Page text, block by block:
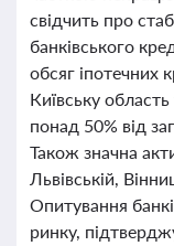
свідчить про
банківського
обсяг іпотечних
Київську
понад 50% від
Також значна
Львівській,
Опитування
ринку,